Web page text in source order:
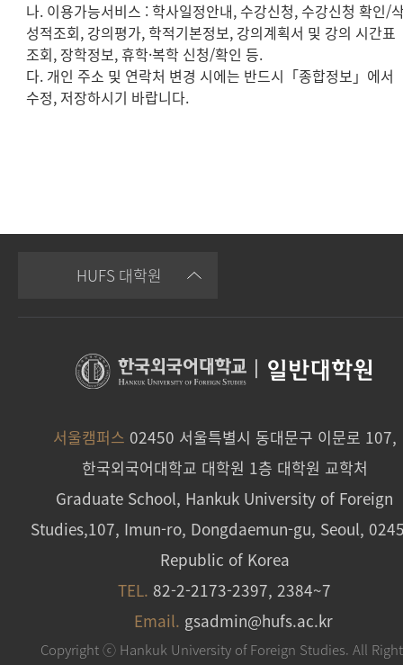
나. 이용가능서비스 : 학사일정안내, 수강신청, 수강신청 확인/
성적조회, 강의평가, 학적기본정보, 강의계획서 및 강의 시간표
조회, 장학정보, 휴학·복학 신청/확인 등.
다. 개인 주소 및 연락처 변경 시에는 반드시「종합정보」에서
수정, 저장하시기 바랍니다.
HUFS 대학원
일반대학원
서울캠퍼스 02450 서울특별시 동대문구 이문로 107,
한국외국어대학교 대학원 1층 대학원 교학처
Graduate School, Hankuk University of Foreign
Studies,107, Imun-ro, Dongdaemun-gu, Seoul,
Republic of Korea
TEL. 82-2-2173-2397, 2384~7
Email. gsadmin@hufs.ac.kr
Copyright ⓒ Hankuk University of Foreign Studies. All